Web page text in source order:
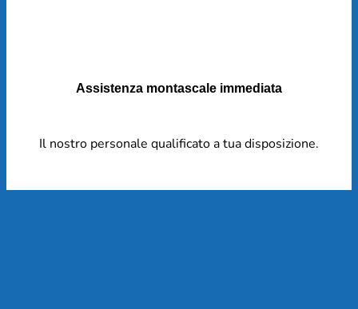
Assistenza montascale immediata
Il nostro personale qualificato a tua disposizione.